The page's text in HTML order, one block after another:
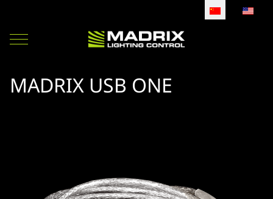
选择你的语音
Mobile Menu Toggle
MADRIX USB ONE